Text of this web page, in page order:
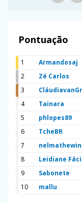
Pontuação
1 Armandosaj
2
Zé Carlos
3
4
Tainara
5
phlopes89
6
TcheBR
7
8
Leidiane
9
Sabonete
10
mallu